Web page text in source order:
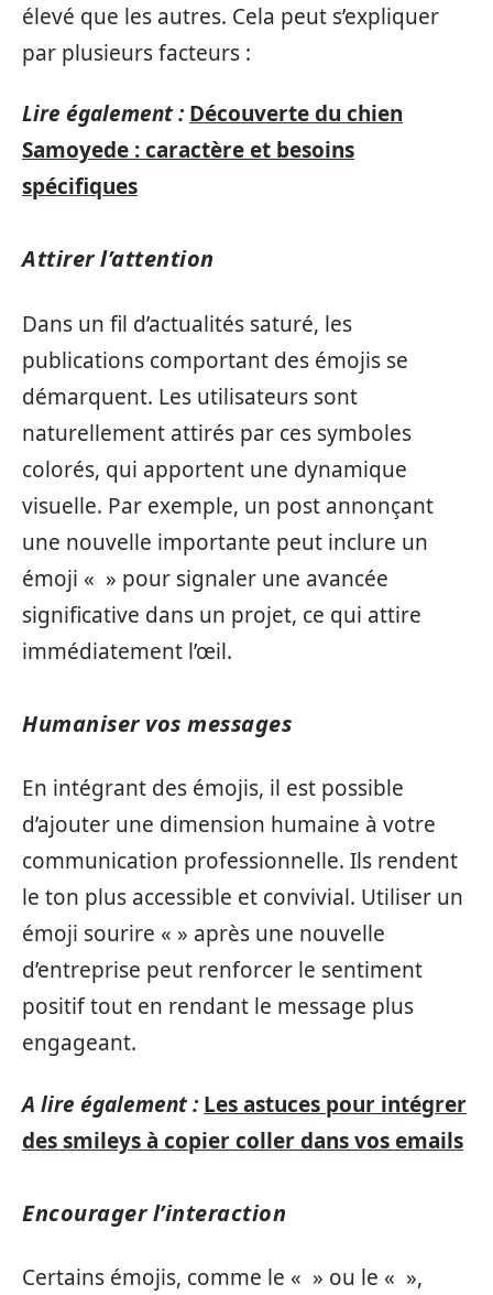
élevé que les autres. Cela peut s’expliquer
par plusieurs facteurs :
Lire également : Découverte du chien
Samoyede : caractère et besoins
spécifiques
Attirer l’attention
Dans un fil d’actualités saturé, les
publications comportant des émojis se
démarquent. Les utilisateurs sont
naturellement attirés par ces symboles
colorés, qui apportent une dynamique
visuelle. Par exemple, un post annonçant
une nouvelle importante peut inclure un
émoji « » pour signaler une avancée
significative dans un projet, ce qui attire
immédiatement l’œil.
Humaniser vos messages
En intégrant des émojis, il est possible
d’ajouter une dimension humaine à votre
communication professionnelle. Ils rendent
le ton plus accessible et convivial. Utiliser un
émoji sourire « » après une nouvelle
d’entreprise peut renforcer le sentiment
positif tout en rendant le message plus
engageant.
A lire également : Les astuces pour intégrer
des smileys à copier coller dans vos emails
Encourager l’interaction
Certains émojis, comme le « » ou le « »,